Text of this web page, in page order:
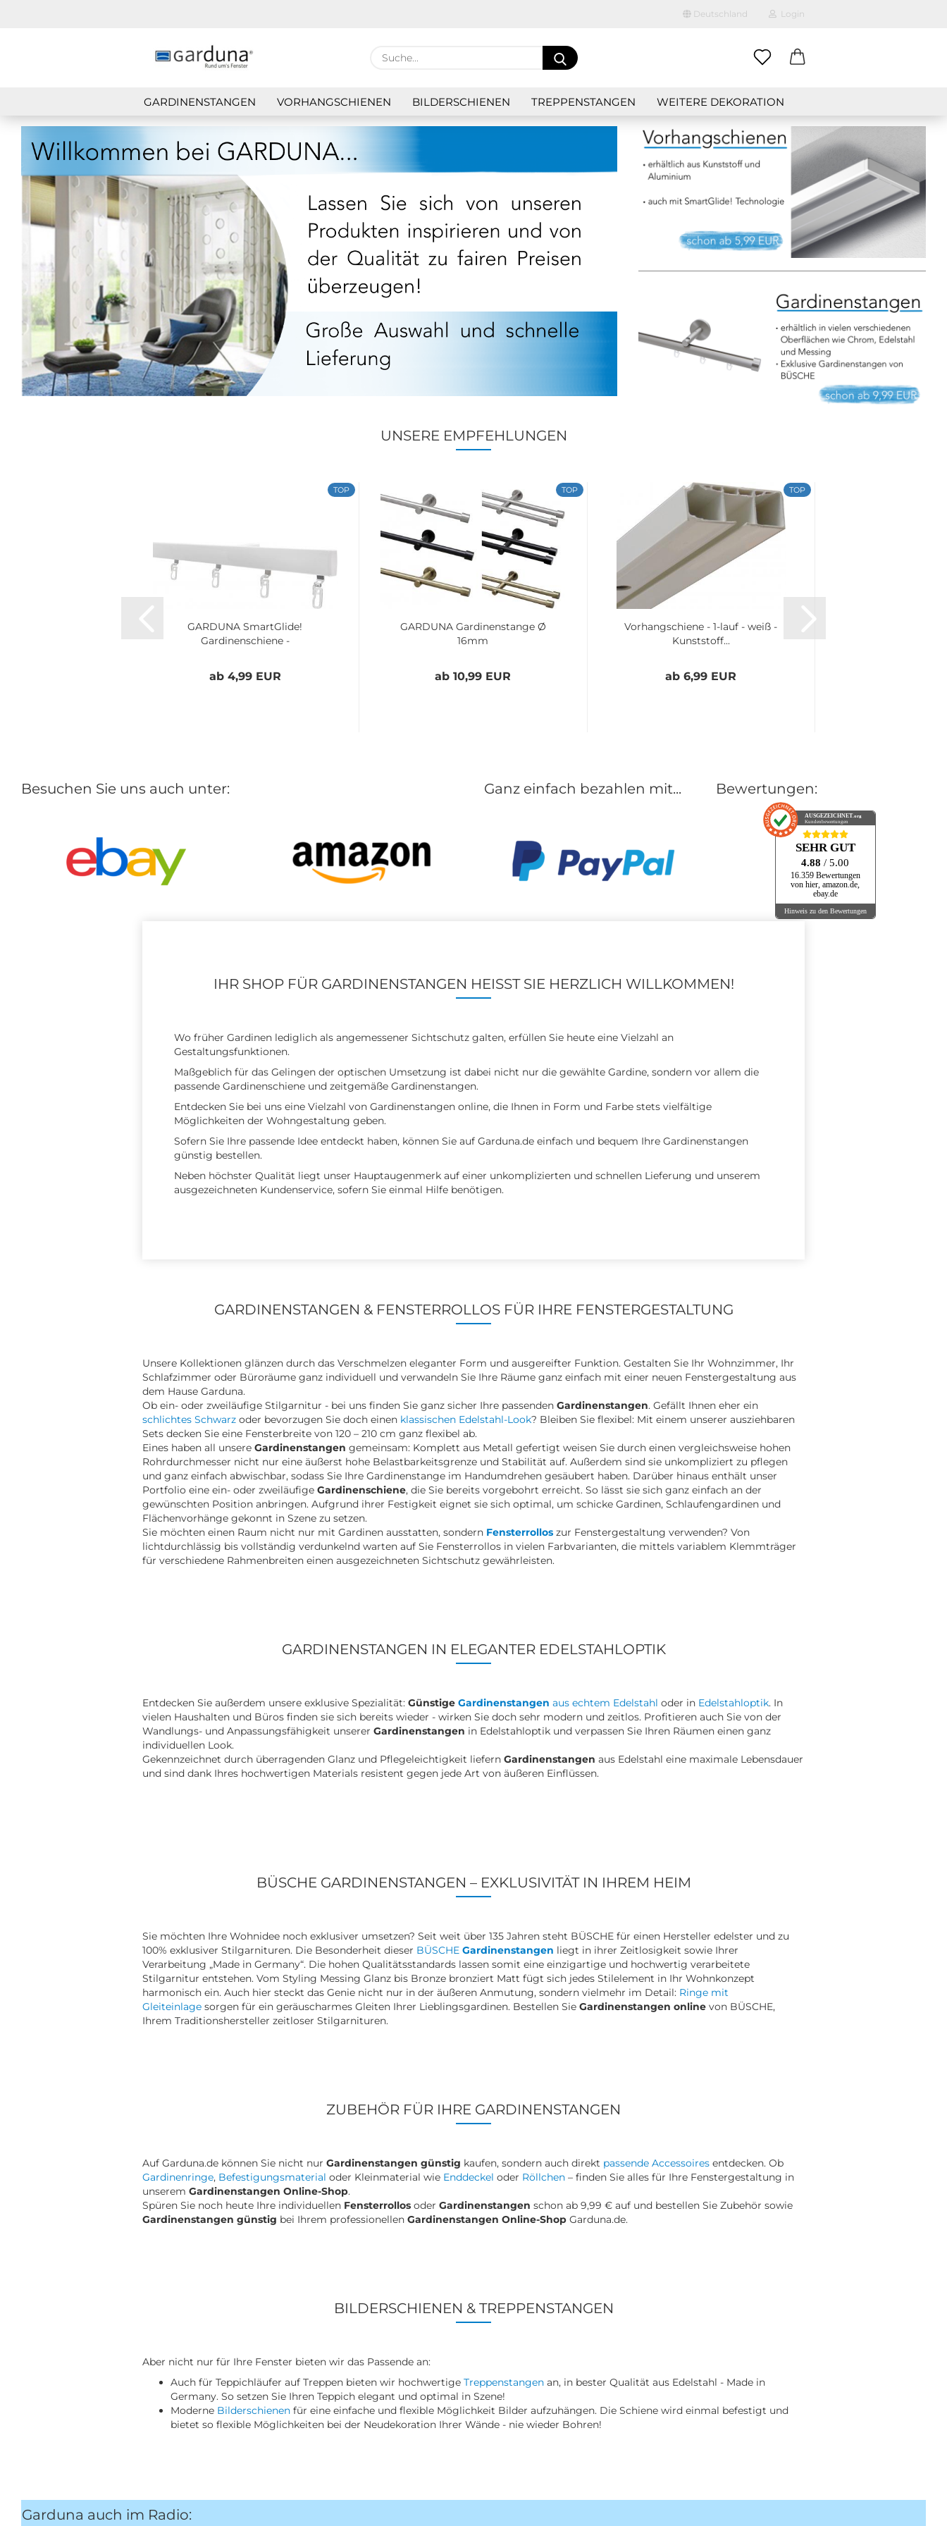
Deutschland
Lieferland
Login
Passwort
Passwort vergessen?
Suche...
GARDINENSTANGEN VORHANGSCHIENEN BILDERSCHIENEN TREPPENSTANGEN WEITERE DEKORATION
UNSERE EMPFEHLUNGEN
TOP
GARDUNA SmartGlide!
Gardinenschiene -
ab 4,99 EUR
TOP
GARDUNA Gardinenstange Ø
16mm
ab 10,99 EUR
TOP
Vorhangschiene - 1-lauf - weiß -
Kunststoff...
ab 6,99 EUR
Besuchen Sie uns auch unter: Ganz einfach bezahlen mit... Bewertungen:
AUSGEZEICHNET.org
Kundenbewertungen
SEHR GUT
4.88/ 5.00
16.359 Bewertungen
von hier, amazon.de,
ebay.de
Hinweis zu den Bewertungen
IHR SHOP FÜR GARDINENSTANGEN HEISST SIE HERZLICH WILLKOMMEN!
Wo früher Gardinen lediglich als angemessener Sichtschutz galten, erfüllen Sie heute eine Vielzahl an
Gestaltungsfunktionen.
Maßgeblich für das Gelingen der optischen Umsetzung ist dabei nicht nur die gewählte Gardine, sondern vor allem die
passende Gardinenschiene und zeitgemäße Gardinenstangen.
Entdecken Sie bei uns eine Vielzahl von Gardinenstangen online, die Ihnen in Form und Farbe stets vielfältige
Möglichkeiten der Wohngestaltung geben.
Sofern Sie Ihre passende Idee entdeckt haben, können Sie auf Garduna.de einfach und bequem Ihre Gardinenstangen
günstig bestellen.
Neben höchster Qualität liegt unser Hauptaugenmerk auf einer unkomplizierten und schnellen Lieferung und unserem
ausgezeichneten Kundenservice, sofern Sie einmal Hilfe benötigen.
GARDINENSTANGEN & FENSTERROLLOS FÜR IHRE FENSTERGESTALTUNG
Unsere Kollektionen glänzen durch das Verschmelzen eleganter Form und ausgereifter Funktion. Gestalten Sie Ihr Wohnzimmer, Ihr
Schlafzimmer oder Büroräume ganz individuell und verwandeln Sie Ihre Räume ganz einfach mit einer neuen Fenstergestaltung aus
dem Hause Garduna.
Ob ein- oder zweiläufige Stilgarnitur - bei uns finden Sie ganz sicher Ihre passenden Gardinenstangen. Gefällt Ihnen eher ein
schlichtes Schwarz oder bevorzugen Sie doch einen klassischen Edelstahl-Look? Bleiben Sie flexibel: Mit einem unserer ausziehbaren
Sets decken Sie eine Fensterbreite von 120 – 210 cm ganz flexibel ab.
Eines haben all unsere Gardinenstangen gemeinsam: Komplett aus Metall gefertigt weisen Sie durch einen vergleichsweise hohen
Rohrdurchmesser nicht nur eine äußerst hohe Belastbarkeitsgrenze und Stabilität auf. Außerdem sind sie unkompliziert zu pflegen
und ganz einfach abwischbar, sodass Sie Ihre Gardinenstange im Handumdrehen gesäubert haben. Darüber hinaus enthält unser
Portfolio eine ein- oder zweiläufige Gardinenschiene, die Sie bereits vorgebohrt erreicht. So lässt sie sich ganz einfach an der
gewünschten Position anbringen. Aufgrund ihrer Festigkeit eignet sie sich optimal, um schicke Gardinen, Schlaufengardinen und
Flächenvorhänge gekonnt in Szene zu setzen.
Sie möchten einen Raum nicht nur mit Gardinen ausstatten, sondern Fensterrollos zur Fenstergestaltung verwenden? Von
lichtdurchlässig bis vollständig verdunkelnd warten auf Sie Fensterrollos in vielen Farbvarianten, die mittels variablem Klemmträger
für verschiedene Rahmenbreiten einen ausgezeichneten Sichtschutz gewährleisten.
GARDINENSTANGEN IN ELEGANTER EDELSTAHLOPTIK
Entdecken Sie außerdem unsere exklusive Spezialität: Günstige Gardinenstangen aus echtem Edelstahl oder in Edelstahloptik. In
vielen Haushalten und Büros finden sie sich bereits wieder - wirken Sie doch sehr modern und zeitlos. Profitieren auch Sie von der
Wandlungs- und Anpassungsfähigkeit unserer Gardinenstangen in Edelstahloptik und verpassen Sie Ihren Räumen einen ganz
individuellen Look.
Gekennzeichnet durch überragenden Glanz und Pflegeleichtigkeit liefern Gardinenstangen aus Edelstahl eine maximale Lebensdauer
und sind dank Ihres hochwertigen Materials resistent gegen jede Art von äußeren Einflüssen.
BÜSCHE GARDINENSTANGEN – EXKLUSIVITÄT IN IHREM HEIM
Sie möchten Ihre Wohnidee noch exklusiver umsetzen? Seit weit über 135 Jahren steht BÜSCHE für einen Hersteller edelster und zu
100% exklusiver Stilgarnituren. Die Besonderheit dieser BÜSCHE Gardinenstangen liegt in ihrer Zeitlosigkeit sowie Ihrer
Verarbeitung „Made in Germany“. Die hohen Qualitätsstandards lassen somit eine einzigartige und hochwertig verarbeitete
Stilgarnitur entstehen. Vom Styling Messing Glanz bis Bronze bronziert Matt fügt sich jedes Stilelement in Ihr Wohnkonzept
harmonisch ein. Auch hier steckt das Genie nicht nur in der äußeren Anmutung, sondern vielmehr im Detail: Ringe mit
Gleiteinlage sorgen für ein geräuscharmes Gleiten Ihrer Lieblingsgardinen. Bestellen Sie Gardinenstangen online von BÜSCHE,
Ihrem Traditionshersteller zeitloser Stilgarnituren.
ZUBEHÖR FÜR IHRE GARDINENSTANGEN
Auf Garduna.de können Sie nicht nur Gardinenstangen günstig kaufen, sondern auch direkt passende Accessoires entdecken. Ob
Gardinenringe, Befestigungsmaterial oder Kleinmaterial wie Enddeckel oder Röllchen – finden Sie alles für Ihre Fenstergestaltung in
unserem Gardinenstangen Online-Shop.
Spüren Sie noch heute Ihre individuellen Fensterrollos oder Gardinenstangen schon ab 9,99 € auf und bestellen Sie Zubehör sowie
Gardinenstangen günstig bei Ihrem professionellen Gardinenstangen Online-Shop Garduna.de.
BILDERSCHIENEN & TREPPENSTANGEN
Aber nicht nur für Ihre Fenster bieten wir das Passende an:
Auch für Teppichläufer auf Treppen bieten wir hochwertige Treppenstangen an, in bester Qualität aus Edelstahl - Made in
Germany. So setzen Sie Ihren Teppich elegant und optimal in Szene!
Moderne Bilderschienen für eine einfache und flexible Möglichkeit Bilder aufzuhängen. Die Schiene wird einmal befestigt und
bietet so flexible Möglichkeiten bei der Neudekoration Ihrer Wände - nie wieder Bohren!
Garduna auch im Radio: